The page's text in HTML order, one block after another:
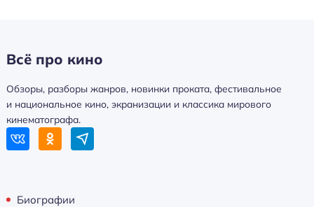
Всё про кино
Обзоры, разборы жанров, новинки проката, фестивальное
и национальное кино, экранизации и классика мирового
кинематографа.
Биографии